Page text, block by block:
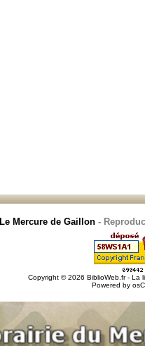
Le Mercure de Gaillon -
Copyright © 2026 BiblioWeb.fr - La
Powered by